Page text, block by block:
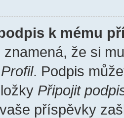
k mému
znamená, že si
Profil. Podpis
Připojit
příspěvky